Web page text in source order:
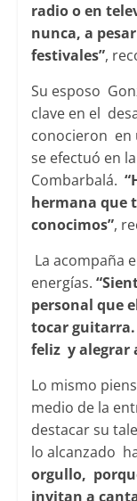
radio o en
nunca, a
festivales”,
Su esposo
clave en el
conocieron en
se efectuó en
Combarbalá.
hermana que
conocimos”,
La acompaña
energías.
personal que
tocar guitarra.
feliz y alegrar
Lo mismo
medio de la
destacar su
lo alcanzado
orgullo,
invitan a